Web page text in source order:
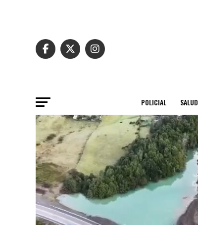
POLICIAL SALUD